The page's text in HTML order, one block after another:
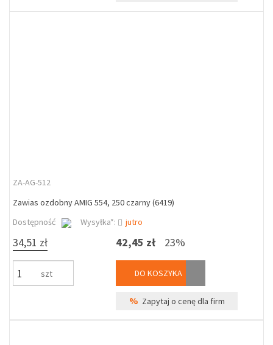
ZA-AG-512
Zawias ozdobny AMIG 554, 250 czarny (6419)
Dostępność
Wysyłka*: jutro
34,51 zł
szt
42,45 zł 23%
DO KOSZYKA
% Zapytaj o cenę dla firm